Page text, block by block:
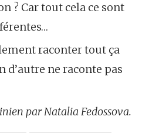
? Car tout cela ce sont
raconter tout ça
d’autre ne raconte pas
par Natalia Fedossova.